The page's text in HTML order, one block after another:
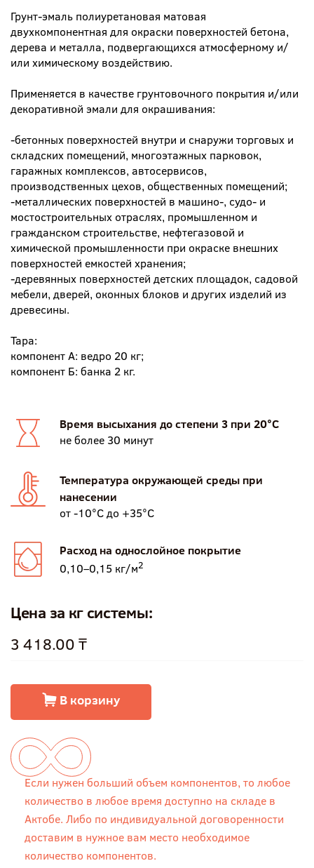
Грунт-эмаль полиуретановая матовая
двухкомпонентная для окраски поверхностей бетона,
дерева и металла, подвергающихся атмосферному и/
или химическому воздействию.
Применяется в качестве грунтовочного покрытия и/или
декоративной эмали для окрашивания:
-бетонных поверхностей внутри и снаружи торговых и
складских помещений, многоэтажных парковок,
гаражных комплексов, автосервисов,
производственных цехов, общественных помещений;
-металлических поверхностей в машино-, судо- и
мостостроительных отраслях, промышленном и
гражданском строительстве, нефтегазовой и
химической промышленности при окраске внешних
поверхностей емкостей хранения;
-деревянных поверхностей детских площадок, садовой
мебели, дверей, оконных блоков и других изделий из
древесины.
Тара:
компонент А: ведро 20 кг;
компонент Б: банка 2 кг.
Время высыхания до степени 3 при 20°С
не более 30 минут
Температура окружающей среды при
нанесении
от -10°С до +35°С
Расход на однослойное покрытие
0,10–0,15 кг/м2
Цена за кг системы:
3 418.00 ₸
В корзину
Если нужен больший объем компонентов, то любое
количество в любое время доступно на складе в
Актобе. Либо по индивидуальной договоренности
доставим в нужное вам место необходимое
количество компонентов.